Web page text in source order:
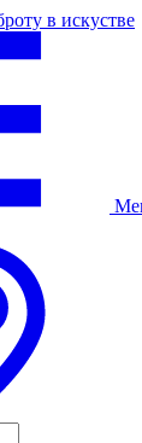
в искустве